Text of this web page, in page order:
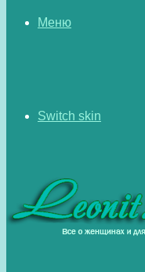
Меню
Switch skin